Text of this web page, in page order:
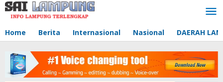
Lewati
Home Berita Internasional Nasional DAERAH